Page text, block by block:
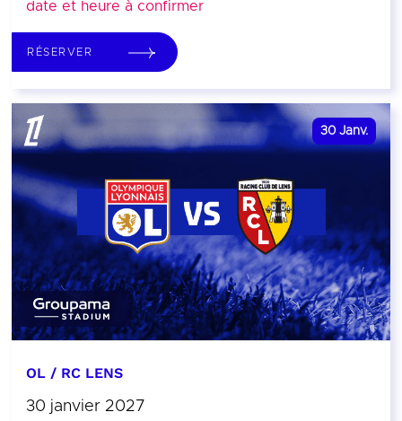
date et heure à confirmer
RÉSERVER
30 Janv.
OL / RC LENS
30 janvier 2027